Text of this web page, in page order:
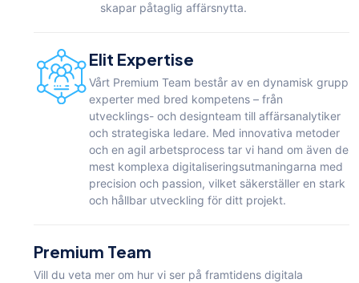
skapar påtaglig affärsnytta.
Elit Expertise
Vårt Premium Team består av en dynamisk grupp
experter med bred kompetens – från
utvecklings- och designteam till affärsanalytiker
och strategiska ledare. Med innovativa metoder
och en agil arbetsprocess tar vi hand om även de
mest komplexa digitaliseringsutmaningarna med
precision och passion, vilket säkerställer en stark
och hållbar utveckling för ditt projekt.
Premium Team
Vill du veta mer om hur vi ser på framtidens digitala